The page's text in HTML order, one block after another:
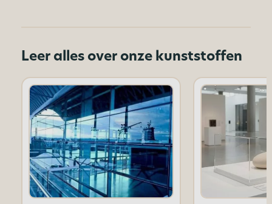
Leer alles over onze kunststoffen